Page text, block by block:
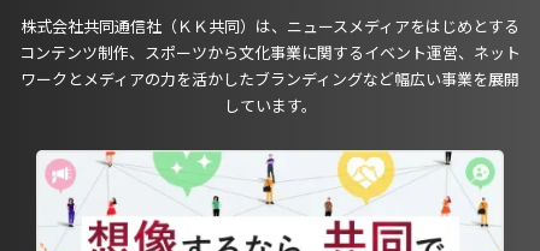
株式会社共同通信社（ＫＫ共同）は、ニュースメディアをはじめとする
コンテンツ制作、スポーツから文化事業に関するイベント運営、ネット
ワークとメディアの力を活かしたブランディングなど幅広い事業を展開
しています。